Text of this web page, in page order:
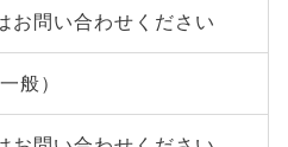
お問い合わせください
般）